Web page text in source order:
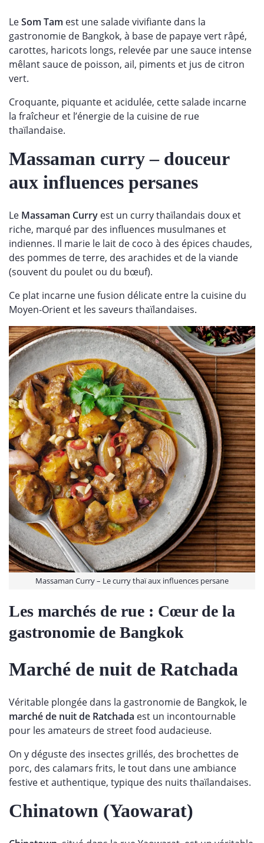
LeSom Tam est une salade vivifiante dans la
gastronomie de Bangkok, à base de papaye vert râpé,
carottes, haricots longs, relevée par une sauce intense
mêlant sauce de poisson, ail, piments et jus de citron
vert.
Croquante, piquante et acidulée, cette salade incarne
la fraîcheur et l’énergie de la cuisine de rue
thaïlandaise.
Massaman curry– douceur
aux influences persanes
Le Massaman Curry est un curry thaïlandais doux et
riche, marqué par des influences musulmanes et
indiennes. Il marie le lait de coco à des épices chaudes,
des pommes de terre, des arachides et de la viande
(souvent du poulet ou du bœuf).
Ce plat incarne une fusion délicate entre la cuisine du
Moyen-Orient et les saveurs thaïlandaises.
Massaman Curry – Le curry thaï aux influences persane
Les marchés de rue : Cœur de la
gastronomie de Bangkok
Marché de nuit de Ratchada
Véritable plongée dans la gastronomie de Bangkok, le
marché de nuit de Ratchada est un incontournable
pour les amateurs de street food audacieuse.
On y déguste des insectes grillés, des brochettes de
porc, des calamars frits, le tout dans une ambiance
festive et authentique, typique des nuits thaïlandaises.
Chinatown (Yaowarat)